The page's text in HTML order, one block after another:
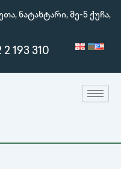
ნატახტარი, მე-5 ქუჩა,
193 310